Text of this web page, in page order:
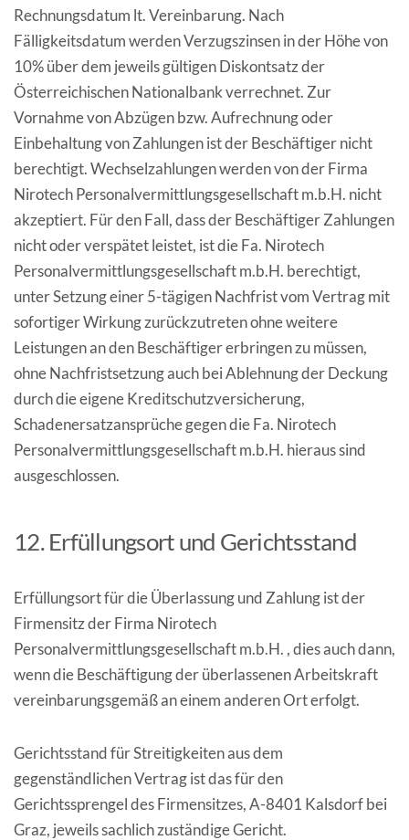
Rechnungsdatum lt. Vereinbarung. Nach
Fälligkeitsdatum werden Verzugszinsen in der Höhe von
10% über dem jeweils gültigen Diskontsatz der
Österreichischen Nationalbank verrechnet. Zur
Vornahme von Abzügen bzw. Aufrechnung oder
Einbehaltung von Zahlungen ist der Beschäftiger nicht
berechtigt. Wechselzahlungen werden von der Firma
Nirotech Personalvermittlungsgesellschaft m.b.H. nicht
akzeptiert. Für den Fall, dass der Beschäftiger Zahlungen
nicht oder verspätet leistet, ist die Fa. Nirotech
Personalvermittlungsgesellschaft m.b.H. berechtigt,
unter Setzung einer 5-tägigen Nachfrist vom Vertrag mit
sofortiger Wirkung zurückzutreten ohne weitere
Leistungen an den Beschäftiger erbringen zu müssen,
ohne Nachfristsetzung auch bei Ablehnung der Deckung
durch die eigene Kreditschutzversicherung,
Schadenersatzansprüche gegen die Fa. Nirotech
Personalvermittlungsgesellschaft m.b.H. hieraus sind
ausgeschlossen.
12. Erfüllungsort und Gerichtsstand
Erfüllungsort für die Überlassung und Zahlung ist der
Firmensitz der Firma Nirotech
Personalvermittlungsgesellschaft m.b.H. , dies auch dann,
wenn die Beschäftigung der überlassenen Arbeitskraft
vereinbarungsgemäß an einem anderen Ort erfolgt.
Gerichtsstand für Streitigkeiten aus dem
gegenständlichen Vertrag ist das für den
Gerichtssprengel des Firmensitzes, A-8401 Kalsdorf bei
Graz, jeweils sachlich zuständige Gericht.